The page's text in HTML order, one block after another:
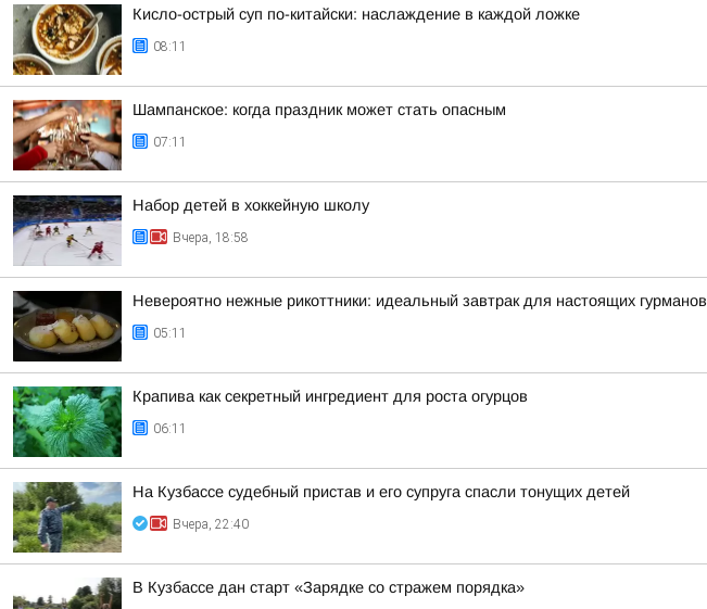
Кисло-острый суп по-китайски: наслаждение в каждой ложке
08:11
Шампанское: когда праздник может стать опасным
07:11
Набор детей в хоккейную школу
Вчера, 18:58
Невероятно нежные рикоттники: идеальный завтрак для настоящих гурманов
05:11
Крапива как секретный ингредиент для роста огурцов
06:11
На Кузбассе судебный пристав и его супруга спасли тонущих детей
Вчера, 22:40
В Кузбассе дан старт «Зарядке со стражем порядка»